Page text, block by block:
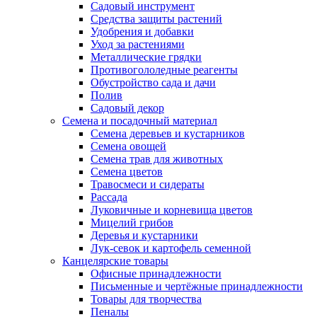
Садовый инструмент
Средства защиты растений
Удобрения и добавки
Уход за растениями
Металлические грядки
Противогололедные реагенты
Обустройство сада и дачи
Полив
Садовый декор
Семена и посадочный материал
Семена деревьев и кустарников
Семена овощей
Семена трав для животных
Семена цветов
Травосмеси и сидераты
Рассада
Луковичные и корневища цветов
Мицелий грибов
Деревья и кустарники
Лук-севок и картофель семенной
Канцелярские товары
Офисные принадлежности
Письменные и чертёжные принадлежности
Товары для творчества
Пеналы